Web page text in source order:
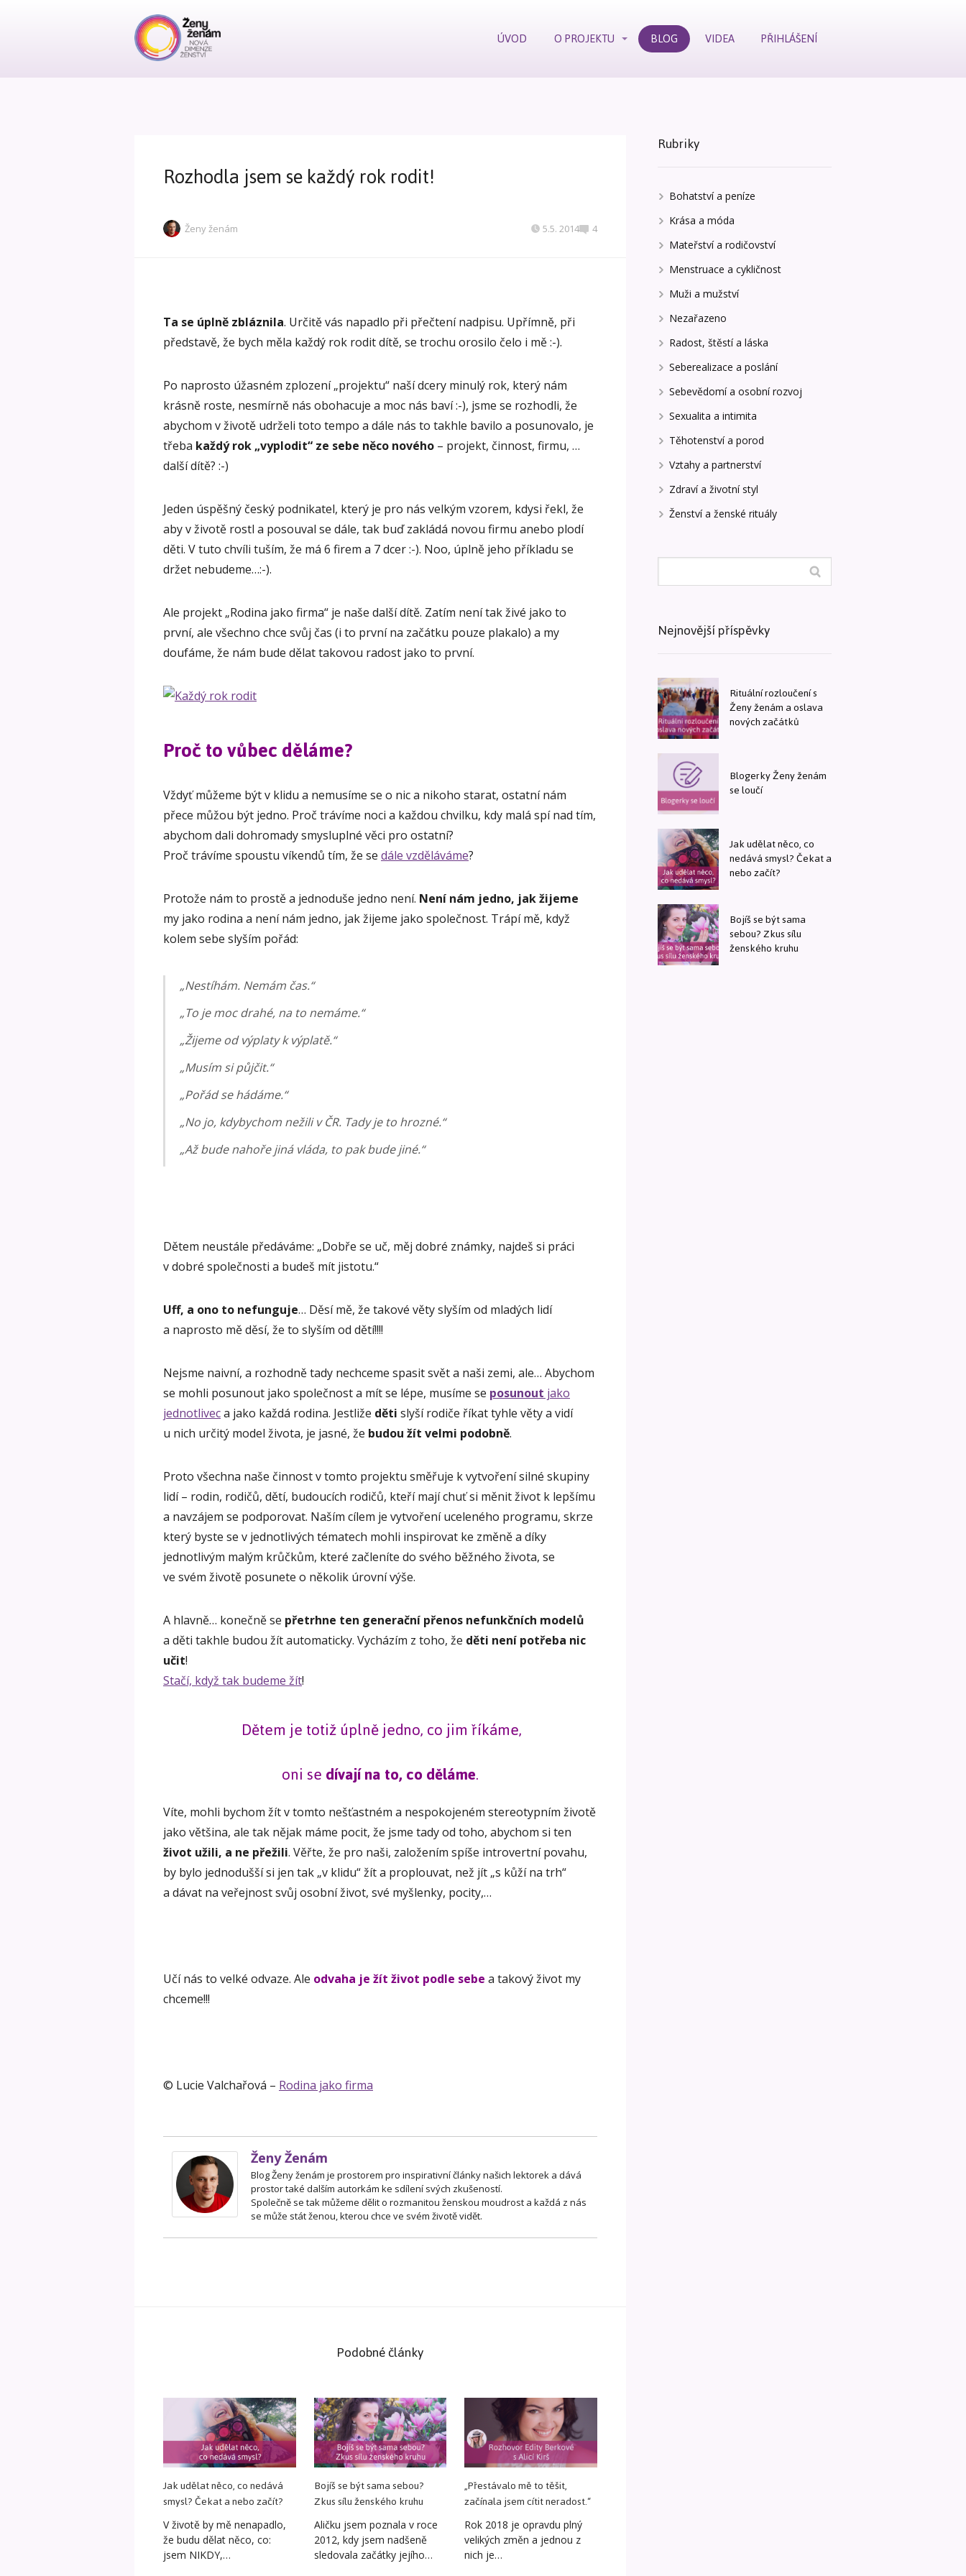
ÚVOD O PROJEKTU BLOG VIDEA PŘIHLÁŠENÍ
Rozhodla jsem se každý rok rodit!
Ženy ženám 5.5. 2014 4
Ta se úplně zbláznila. Určitě vás napadlo při přečtení nadpisu. Upřímně, při
představě, že bych měla každý rok rodit dítě, se trochu orosilo čelo i mě :-).
Po naprosto úžasném zplození „projektu“ naší dcery minulý rok, který nám
krásně roste, nesmírně nás obohacuje a moc nás baví :-), jsme se rozhodli, že
abychom v životě udrželi toto tempo a dále nás to takhle bavilo a posunovalo, je
třeba každý rok „vyplodit“ ze sebe něco nového – projekt, činnost, firmu, …
další dítě? :-)
Jeden úspěšný český podnikatel, který je pro nás velkým vzorem, kdysi řekl, že
aby v životě rostl a posouval se dále, tak buď zakládá novou firmu anebo plodí
děti. V tuto chvíli tuším, že má 6 firem a 7 dcer :-). Noo, úplně jeho příkladu se
držet nebudeme…:-).
Ale projekt „Rodina jako firma“ je naše další dítě. Zatím není tak živé jako to
první, ale všechno chce svůj čas (i to první na začátku pouze plakalo) a my
doufáme, že nám bude dělat takovou radost jako to první.
Proč to vůbec děláme?
Vždyť můžeme být v klidu a nemusíme se o nic a nikoho starat, ostatní nám
přece můžou být jedno. Proč trávíme noci a každou chvilku, kdy malá spí nad tím,
abychom dali dohromady smysluplné věci pro ostatní?
Proč trávíme spoustu víkendů tím, že se dále vzděláváme?
Protože nám to prostě a jednoduše jedno není. Není nám jedno, jak žijeme
my jako rodina a není nám jedno, jak žijeme jako společnost. Trápí mě, když
kolem sebe slyším pořád:
„Nestíhám. Nemám čas.“
„To je moc drahé, na to nemáme.“
„Žijeme od výplaty k výplatě.“
„Musím si půjčit.“
„Pořád se hádáme.“
„No jo, kdybychom nežili v ČR. Tady je to hrozné.“
„Až bude nahoře jiná vláda, to pak bude jiné.“
Dětem neustále předáváme: „Dobře se uč, měj dobré známky, najdeš si práci
v dobré společnosti a budeš mít jistotu.“
Uff, a ono to nefunguje… Děsí mě, že takové věty slyším od mladých lidí
a naprosto mě děsí, že to slyším od dětí!!!!
Nejsme naivní, a rozhodně tady nechceme spasit svět a naši zemi, ale… Abychom
se mohli posunout jako společnost a mít se lépe, musíme se posunout jako
jednotliveca jako každá rodina. Jestliže děti slyší rodiče říkat tyhle věty a vidí
u nich určitý model života, je jasné, že budou žít velmi podobně.
Proto všechna naše činnost v tomto projektu směřuje k vytvoření silné skupiny
lidí – rodin, rodičů, dětí, budoucích rodičů, kteří mají chuť si měnit život k lepšímu
a navzájem se podporovat. Naším cílem je vytvoření uceleného programu, skrze
který byste se v jednotlivých tématech mohli inspirovat ke změně a díky
jednotlivým malým krůčkům, které začleníte do svého běžného života, se
ve svém životě posunete o několik úrovní výše.
A hlavně… konečně se přetrhne ten generační přenos nefunkčních modelů
a děti takhle budou žít automaticky. Vycházím z toho, že děti není potřeba nic
učit!
Stačí, když tak budeme žít!
Dětem je totiž úplně jedno, co jim říkáme,
oni sedívají na to, co děláme.
Víte, mohli bychom žít v tomto nešťastném a nespokojeném stereotypním životě
jako většina, ale tak nějak máme pocit, že jsme tady od toho, abychom si ten
život užili, a ne přežili. Věřte, že pro naši, založením spíše introvertní povahu,
by bylo jednodušší si jen tak „v klidu“ žít a proplouvat, než jít „s kůží na trh“
a dávat na veřejnost svůj osobní život, své myšlenky, pocity,…
Učí nás to velké odvaze. Ale odvaha je žít život podle sebe a takový život my
chceme!!!
© Lucie Valchařová – Rodina jako firma
Ženy Ženám
Blog Ženy ženám je prostorem pro inspirativní články našich lektorek a dává
prostor také dalším autorkám ke sdílení svých zkušeností.
Společně se tak můžeme dělit o rozmanitou ženskou moudrost a každá z nás
se může stát ženou, kterou chce ve svém životě vidět.
Podobné články
Jak udělat něco, co nedává
smysl? Čekat a nebo začít?
V životě by mě nenapadlo,
že budu dělat něco, co:
jsem NIKDY,…
Bojíš se být sama sebou?
Zkus sílu ženského kruhu
Aličku jsem poznala v roce
2012, kdy jsem nadšeně
sledovala začátky jejího…
„Přestávalo mě to těšit,
začínala jsem cítit neradost.“
Rok 2018 je opravdu plný
velikých změn a jednou z
nich je…
Rubriky
Bohatství a peníze
Krása a móda
Mateřství a rodičovství
Menstruace a cykličnost
Muži a mužství
Nezařazeno
Radost, štěstí a láska
Seberealizace a poslání
Sebevědomí a osobní rozvoj
Sexualita a intimita
Těhotenství a porod
Vztahy a partnerství
Zdraví a životní styl
Ženství a ženské rituály
Nejnovější příspěvky
Rituální rozloučení s
Ženy ženám a oslava
nových začátků
Blogerky Ženy ženám
se loučí
Jak udělat něco, co
nedává smysl? Čekat a
nebo začít?
Bojíš se být sama
sebou? Zkus sílu
ženského kruhu